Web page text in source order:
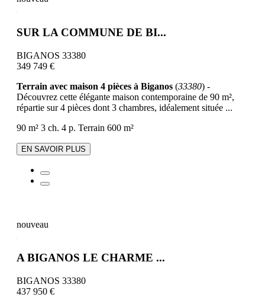
SUR LA COMMUNE DE BI...
BIGANOS 33380
349 749 €
Terrain avec maison 4 pièces à Biganos (33380) -
Découvrez cette élégante maison contemporaine de 90 m²,
répartie sur 4 pièces dont 3 chambres, idéalement située ...
90 m² 3 ch. 4 p. Terrain 600 m²
EN SAVOIR PLUS
nouveau
A BIGANOS LE CHARME ...
BIGANOS 33380
437 950 €